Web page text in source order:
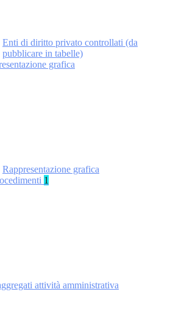
Enti di diritto privato controllati (da
pubblicare in tabelle)
grafica
Rappresentazione grafica
1
attività amministrativa